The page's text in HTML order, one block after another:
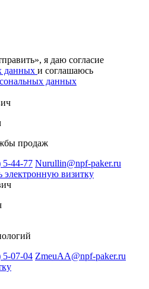
я даю согласие
данных и соглашаюсь
данных
продаж
5-44-77 Nurullin@npf-paker.ru
электронную визитку
5-07-04 ZmeuAA@npf-paker.ru